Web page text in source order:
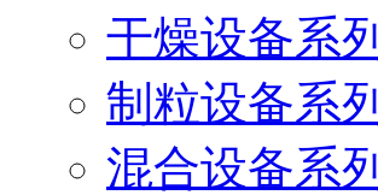
干燥设备系列
制粒设备系列
混合设备系列